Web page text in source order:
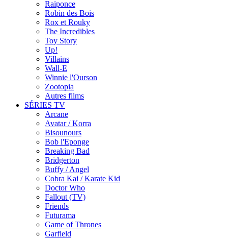
Raiponce
Robin des Bois
Rox et Rouky
The Incredibles
Toy Story
Up!
Villains
Wall-E
Winnie l'Ourson
Zootopia
Autres films
SÉRIES TV
Arcane
Avatar / Korra
Bisounours
Bob l'Eponge
Breaking Bad
Bridgerton
Buffy / Angel
Cobra Kai / Karate Kid
Doctor Who
Fallout (TV)
Friends
Futurama
Game of Thrones
Garfield